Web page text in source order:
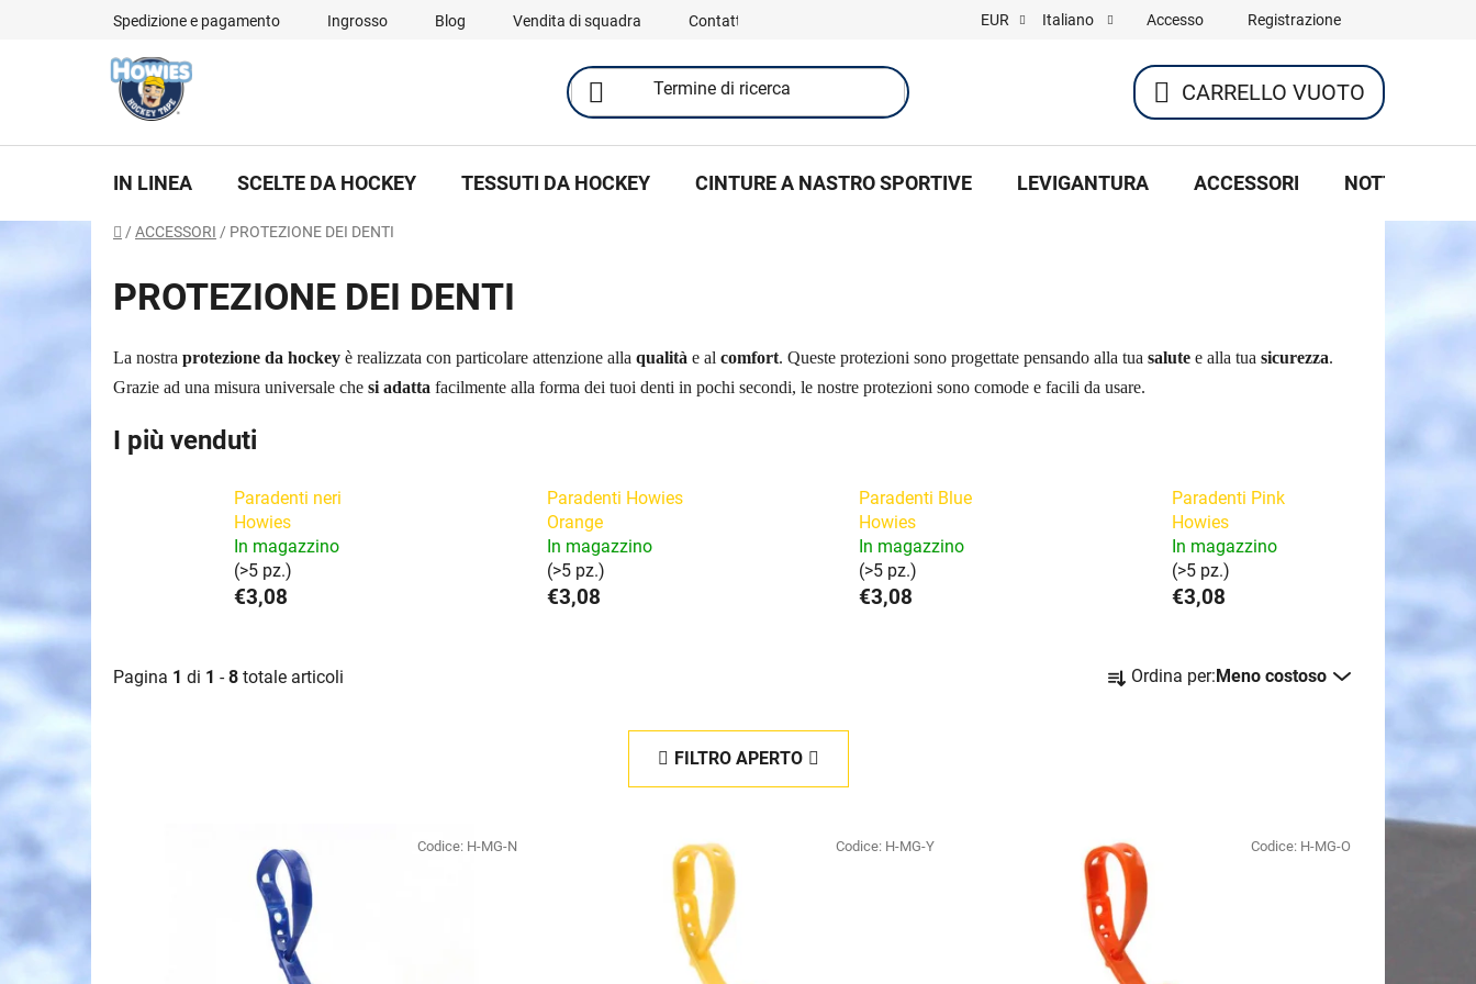
Spedizione e pagamento Ingrosso Blog Vendita di squadra Contatti EUR Italiano Accesso Registrazione
CARRELLO
DELLA
CARRELLO VUOTO
IN LINEA SCELTE DA HOCKEY TESSUTI DA HOCKEY CINTURE A NASTRO SPORTIVE LEVIGANTURA ACCESSORI NOTTE DI
Casa
/ ACCESSORI / PROTEZIONE DEI DENTI
PROTEZIONE DEI DENTI
La nostra protezione da hockey è realizzata con particolare attenzione alla qualità e al comfort. Queste protezioni sono progettate pensando alla tua salute e alla tua sicurezza.
Grazie ad una misura universale che si adatta facilmente alla forma dei tuoi denti in pochi secondi, le nostre protezioni sono comode e facili da usare.
I più venduti
Paradenti neri
Howies
In magazzino
(>5 pz.)
€3,08
Paradenti Howies
Orange
In magazzino
(>5 pz.)
€3,08
Paradenti Blue
Howies
In magazzino
(>5 pz.)
€3,08
Paradenti Pink
Howies
In magazzino
(>5 pz.)
€3,08
Pagina 1 di 1 -8 totale articoli
r
e
n
t
o
d
Ordina per: Meno costoso
FILTRO APERTO
Codice: H-MG-N Codice: H-MG-Y Codice: H-MG-O